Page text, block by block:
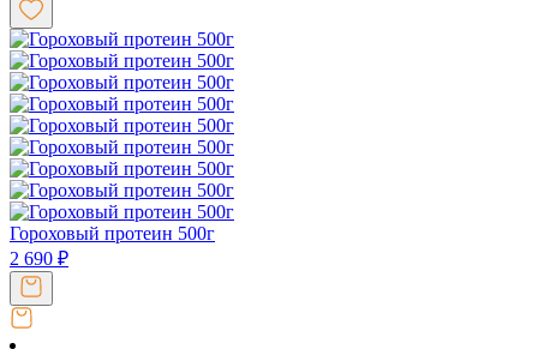
Гороховый протеин 500г
2 690 ₽